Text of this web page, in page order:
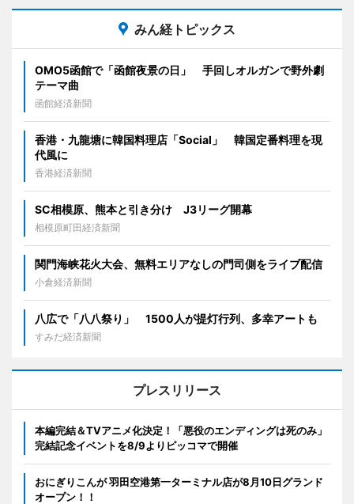
みん経トピックス
OMO5函館で「函館夜景の日」 手回しオルガンで野外劇
テーマ曲
函館経済新聞
香港・九龍塘に韓国料理店「Social」 韓国定番料理を現
代風に
香港経済新聞
SC相模原、熊本と引き分け J3リーグ開幕
相模原町田経済新聞
関門海峡花火大会、無料エリアなしの門司側をライブ配信
小倉経済新聞
八広で「八八祭り」 1500人が提灯行列、多幸アートも
すみだ経済新聞
プレスリリース
本編完結＆TVアニメ化決定！「悪役のエンディングは死のみ」
完結記念イベントを8/9よりピッコマで開催
おにぎりこんが 羽田空港第一ターミナル店が8月10日グランド
オープン！！